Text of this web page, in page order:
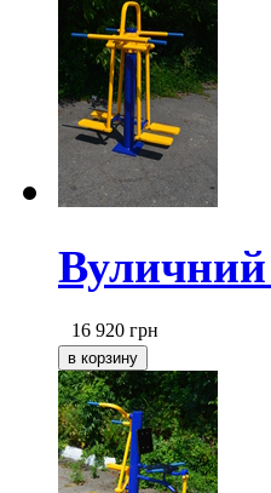
Вуличний
16 920 грн